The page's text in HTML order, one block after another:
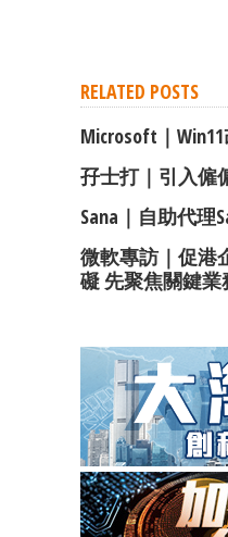
RELATED POSTS
Microsoft｜
孖士打｜引入僱
Sana｜自助代理
微軟專訪｜促港
礙 先聚焦關鍵